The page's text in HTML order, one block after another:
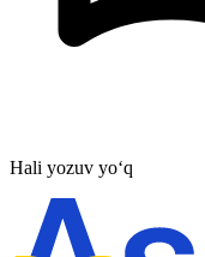
Hali yozuv yo‘q